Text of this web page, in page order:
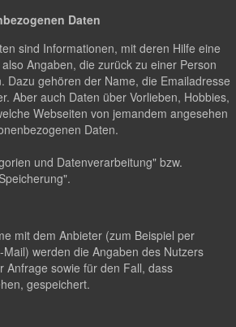
Daten
sind Informationen, mit deren Hilfe eine
Angaben, die zurück zu einer Person
Dazu gehören der Name, die Emailadresse
Aber auch Daten über Vorlieben, Hobbies,
Webseiten von jemandem angesehen
Daten.
und Datenverarbeitung" bzw.
mit dem Anbieter (zum Beispiel per
werden die Angaben des Nutzers
Anfrage sowie für den Fall, dass
gespeichert.